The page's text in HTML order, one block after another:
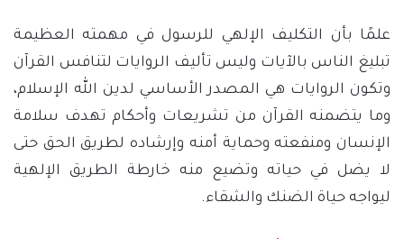
علمًا بأن التكليف الإلهي للرسول في مهمته العظيمة
تبليغ الناس بالآيات وليس تأليف الروايات لتنافس القرآن
وتكون الروايات هي المصدر الأساسي لدين الله الإسلام،
وما يتضمنه القرآن من تشريعات وأحكام تهدف سلامة
الإنسان ومنفعته وحماية أمنه وإرشاده لطريق الحق حتى
لا يضل في حياته وتضيع منه خارطة الطريق الإلهية
ليواجه حياة الضنك والشقاء.